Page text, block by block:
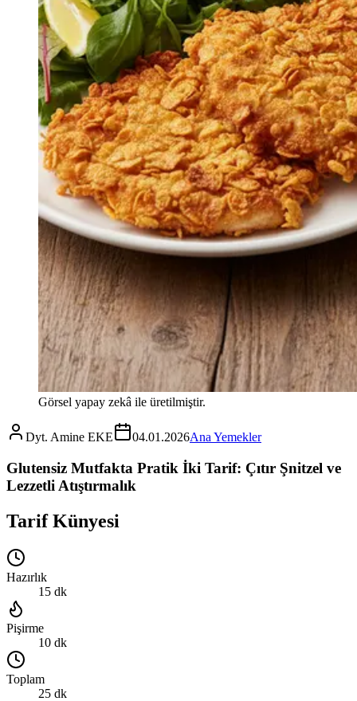
Görsel yapay zekâ ile üretilmiştir.
Dyt. Amine EKE 04.01.2026Ana Yemekler
Glutensiz Mutfakta Pratik İki Tarif: Çıtır Şnitzel ve
Lezzetli Atıştırmalık
Tarif Künyesi
Hazırlık
15 dk
Pişirme
10 dk
Toplam
25 dk